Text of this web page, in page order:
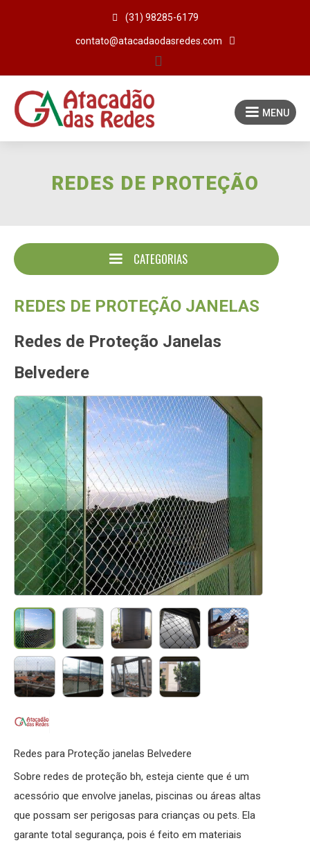
 (31) 98285-6179
contato@atacadaodasredes.com 

MENU
REDES DE PROTEÇÃO
CATEGORIAS
REDES DE PROTEÇÃO JANELAS
Redes de Proteção Janelas
Belvedere
Redes para Proteção janelas Belvedere
Sobre redes de proteção bh, esteja ciente que é um
acessório que envolve janelas, piscinas ou áreas altas
que possam ser perigosas para crianças ou pets. Ela
garante total segurança, pois é feito em materiais